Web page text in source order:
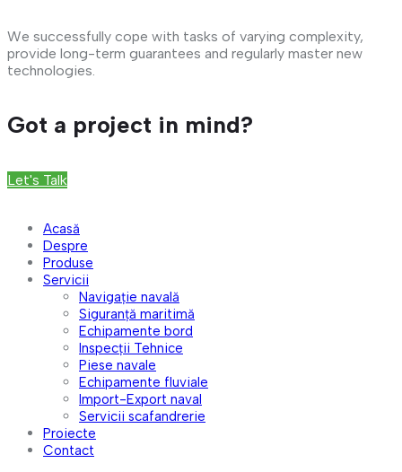
We successfully cope with tasks of varying complexity,
provide long-term guarantees and regularly master new
technologies.
Got a project in mind?
Let's Talk
Acasă
Despre
Produse
Servicii
Navigație navală
Siguranță maritimă
Echipamente bord
Inspecții Tehnice
Piese navale
Echipamente fluviale
Import-Export naval
Servicii scafandrerie
Proiecte
Contact